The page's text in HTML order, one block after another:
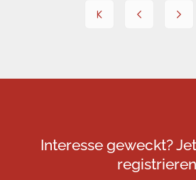
Interesse geweckt?